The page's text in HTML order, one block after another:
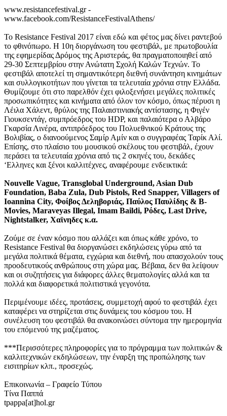
www.resistancefestival.gr -
www.facebook.com/ResistanceFestivalAthens/
Το Resistance Festival 2017 είναι εδώ και φέτος μας δίνει ραντεβού
το φθινόπωρο. Η 10η διοργάνωση του φεστιβάλ, με πρωτοβουλία
της εφημερίδας Δρόμος της Αριστεράς, θα πραγματοποιηθεί από
29-30 Σεπτεμβρίου στην Ανώτατη Σχολή Καλών Τεχνών. Το
φεστιβάλ αποτελεί τη σημαντικότερη διεθνή συνάντηση κινημάτων
και συλλογικοτήτων που γίνεται τα τελευταία χρόνια στην Ελλάδα.
Θυμίζουμε ότι στο παρελθόν έχει φιλοξενήσει μεγάλες πολιτικές
προσωπικότητες και κινήματα από όλον τον κόσμο, όπως πέρυσι η
Λέιλα Χάλεντ, θρύλος της Παλαιστινιακής αντίστασης, η Φιγέν
Γιουκσεντάγ, συμπρόεδρος του HDP, και παλαιότερα ο Αλβάρο
Γκαρσία Λινέρα, αντιπρόεδρος του Πολυεθνικού Κράτους της
Βολιβίας, ο διανοούμενος Σαμίρ Αμίν και ο συγγραφέας Ταρίκ Αλί.
Επίσης, στο πλαίσιο του μουσικού σκέλους του φεστιβάλ, έχουν
περάσει τα τελευταία χρόνια από τις 2 σκηνές του, δεκάδες
‘Eλληνες και ξένοι καλλιτέχνες, αναφέρουμε ενδεικτικά:
Nouvelle Vague, Transglobal Underground, Asian Dub
Foundation, Baba Zula, Dub Pistols, Red Snapper, Villagers of
Ioannina City, Φοίβος Δεληβοριάς, Παύλος Παυλίδης & Β-
Movies, Maraveyas Illegal, Imam Baildi, Ρόδες, Last Drive,
Nightstalker, Χαϊνηδες κ.α.
Ζούμε σε έναν κόσμο που αλλάζει και όπως κάθε χρόνο, το
Resistance Festival θα διοργανώσει εκδηλώσεις γύρω από τα
μεγάλα πολιτικά θέματα, εγχώρια και διεθνή, που απασχολούν τους
προοδευτικούς ανθρώπους στη χώρα μας. Βέβαια, δεν θα λείψουν
και οι συζητήσεις για διάφορες άλλες θεματολογίες αλλά και τα
πολλά και διαφορετικά πολιτιστικά γεγονότα.
Περιμένουμε ιδέες, προτάσεις, συμμετοχή αφού το φεστιβάλ έχει
καταφέρει να στηρίζεται στις δυνάμεις του κόσμου του. Η
συνέλευση του φεστιβάλ θα ανακοινώσει σύντομα την ημερομηνία
του επόμενού της μαζέματος.
***Περισσότερες πληροφορίες για το πρόγραμμα των πολιτικών &
καλλιτεχνικών εκδηλώσεων, την έναρξη της προπώλησης των
εισιτηρίων κλπ., προσεχώς.
Επικοινωνία – Γραφείο Τύπου
Τίνα Παππά
tpappa[at]hol.gr